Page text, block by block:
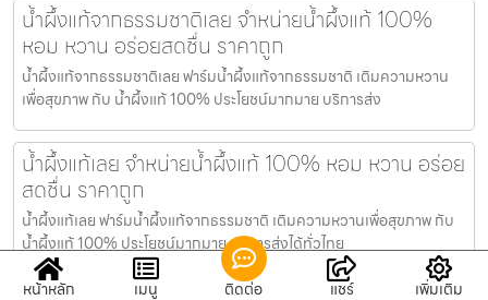
น้ำผึ้งแท้จากธรรมชาติเลย จำหน่ายน้ำผึ้งแท้ 100%
หอม หวาน อร่อยสดชื่น ราคาถูก
น้ำผึ้งแท้จากธรรมชาติเลย ฟาร์มน้ำผึ้งแท้จากธรรมชาติ เติมความหวาน
เพื่อสุขภาพ กับ น้ำผึ้งแท้ 100% ประโยชน์มากมาย บริการส่ง
น้ำผึ้งแท้เลย จำหน่ายน้ำผึ้งแท้ 100% หอม หวาน อร่อย
สดชื่น ราคาถูก
น้ำผึ้งแท้เลย ฟาร์มน้ำผึ้งแท้จากธรรมชาติ เติมความหวานเพื่อสุขภาพ กับ
น้ำผึ้งแท้ 100% ประโยชน์มากมาย บริการส่งได้ทั่วไทย
หน้าหลัก เมนู ติดต่อ แชร์ เพิ่มเติม